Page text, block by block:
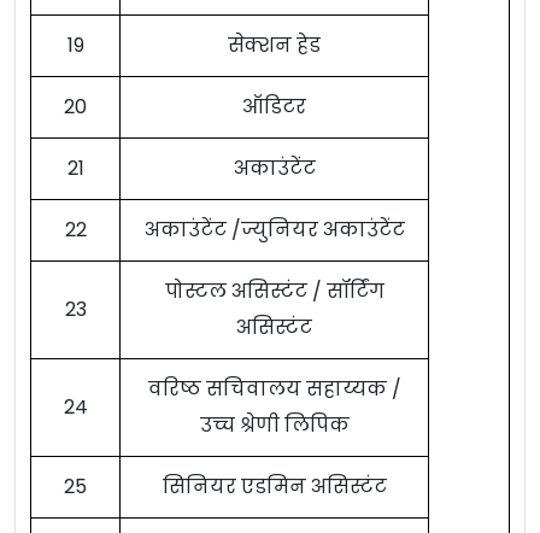
19 सेक्शन हेड
20 ऑडिटर
21 अकाउंटेंट
22 अकाउंटेंट /ज्युनियर अकाउंटेंट
23
पोस्टल असिस्टंट / सॉर्टिंग
असिस्टंट
24
वरिष्ठ सचिवालय सहाय्यक /
उच्च श्रेणी लिपिक
25 सिनियर एडमिन असिस्टंट